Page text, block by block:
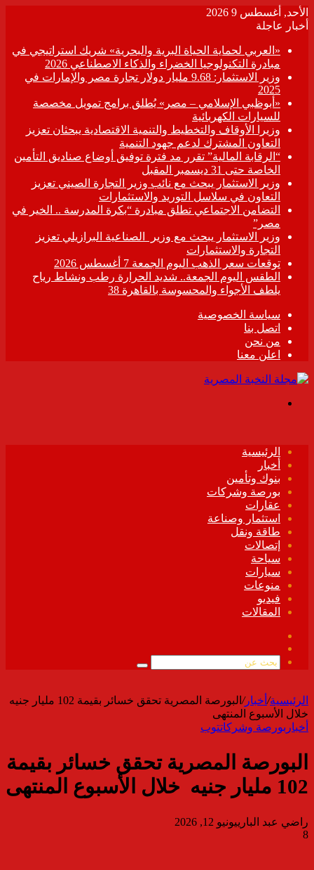
الأحد, أغسطس 9 2026
أخبار عاجلة
«العربي لحماية الحياة البرية والبحرية» شريك استراتيجي في
مبادرة التكنولوجيا الخضراء والذكاء الاصطناعي 2026
وزير الاستثمار: 9.68 مليار دولار تجارة مصر والإمارات في
2025
«أبوظبي الإسلامي – مصر» يُطلق برامج تمويل مخصصة
للسيارات الكهربائية
وزيرا الأوقاف والتخطيط والتنمية الاقتصادية يبحثان تعزيز
التعاون المشترك لدعم جهود التنمية
“الرقابة المالية” تقرر مد فترة توفيق أوضاع صناديق التأمين
الخاصة حتى 31 ديسمبر المقبل
وزير الاستثمار يبحث مع نائب وزير التجارة الصيني تعزيز
التعاون في سلاسل التوريد والاستثمارات
التضامن الاجتماعي تطلق مبادرة “بكرة المدرسة .. الخير في
مصر”
وزير الاستثمار يبحث مع وزير الصناعية البرازيلي تعزيز
التجارة والاستثمارات
توقعات سعر الذهب اليوم الجمعة 7 أغسطس 2026
الطقس اليوم الجمعة.. شديد الحرارة رطب ونشاط رياح
يلطف الأجواء والمحسوسة بالقاهرة 38
سياسة الخصوصية
اتصل بنا
من نحن
اعلن معنا
الرئيسية
أخبار
بنوك وتأمين
بورصة وشركات
عقارات
استثمار وصناعة
طاقة ونقل
إتصالات
سياحة
سيارات
منوعات
فيديو
المقالات
الموقع
بحث
الرئيسية/ أخبار/
البورصة المصرية تحقق خسائر بقيمة 102 مليار جنيه
خلال الأسبوع المنتهى
أخبار بورصة وشركاتتوب
البورصة المصرية تحقق خسائر بقيمة
102 مليار جنيه خلال الأسبوع المنتهى
راضي عبد البارييونيو 12, 2026
8